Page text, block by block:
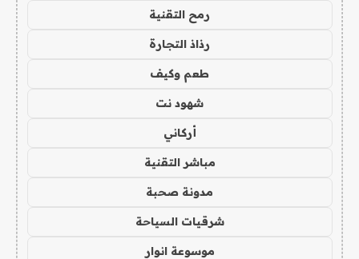
رمح التقنية
رذاذ التجارة
طعم وكيف
شهود نت
أركاني
مباشر التقنية
مدونة صحبة
شرقيات السياحة
موسوعة انوار